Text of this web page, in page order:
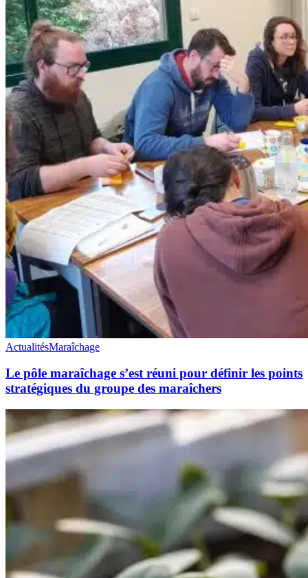
ActualitésMaraîchage
Le pôle maraîchage s’est réuni pour définir les points
stratégiques du groupe des maraîchers
Maitrise
itinéraires
techniques
innovants
légumes
biologique